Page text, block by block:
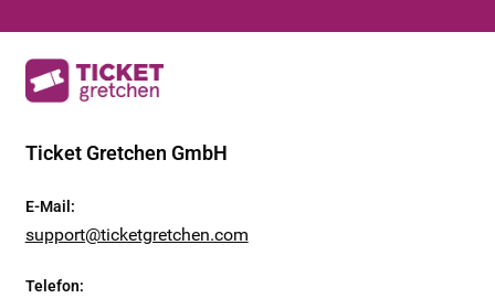
Ticket Gretchen GmbH
E-Mail :
support@ticketgretchen.com
Telefon: